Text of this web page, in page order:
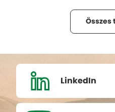
Összes
LinkedIn